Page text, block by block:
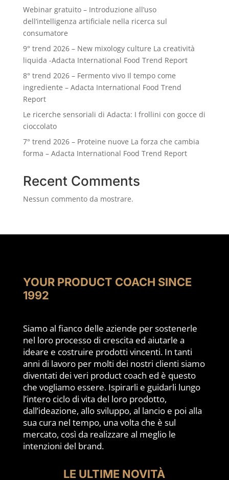
Webinar gratuito – Introduzione all’uso
dell’intelligenza artificiale nella ricerca sul
consumatore
9° trend 2026 – New mixology culture La creatività
liquida -Adacta International Food Trend Report
8° trend 2026 – Fermento vivo Il tempo come
ingrediente – Adacta International Food Trend
Report
Le ricerche sensoriali di Adacta: I frollini con gocce di
cioccolato
7° trend 2026 – Proteine nuove La forza che cambia
forma – Adacta International Food Trend Report
Recent Comments
Nessun commento da mostrare.
YOUR PRODUCT COACH SINCE
1992
Siamo al fianco delle aziende per sostenerle
nel loro processo di crescita ed aiutarle a
ideare e costruire prodotti vincenti. In tanti
anni di lavoro per molti dei nostri clienti siamo
diventati dei veri product coach ed è questo
che vogliamo essere. Ispirarli e guidarli lungo
l’intero ciclo di vita del loro prodotto,
dall’ideazione, allo sviluppo, al lancio e poi alla
sua cura nel tempo, una volta che è sul
mercato, così da realizzare al meglio le
intenzioni del brand.
LE ULTIME NOVITÀ